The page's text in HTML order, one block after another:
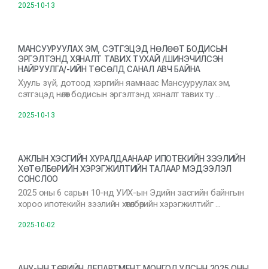
2025-10-13
МАНСУУРУУЛАХ ЭМ, СЭТГЭЦЭД НӨЛӨӨТ БОДИСЫН
ЭРГЭЛТЭНД ХЯНАЛТ ТАВИХ ТУХАЙ /ШИНЭЧИЛСЭН
НАЙРУУЛГА/-ИЙН ТӨСӨЛД САНАЛ АВЧ БАЙНА
Хууль зүй, дотоод хэргийн яамнаас Мансууруулах эм,
сэтгэцэд нөлөөт бодисын эргэлтэнд хяналт тавих ту …
2025-10-13
АЖЛЫН ХЭСГИЙН ХУРАЛДААНААР ИПОТЕКИЙН ЗЭЭЛИЙН
ХӨТӨЛБӨРИЙН ХЭРЭГЖИЛТИЙН ТАЛААР МЭДЭЭЛЭЛ
СОНСЛОО
2025 оны 6 сарын 10-нд УИХ-ын Эдийн засгийн байнгын
хороо ипотекийн зээлийн хөтөлбөрийн хэрэгжилтийг …
2025-10-02